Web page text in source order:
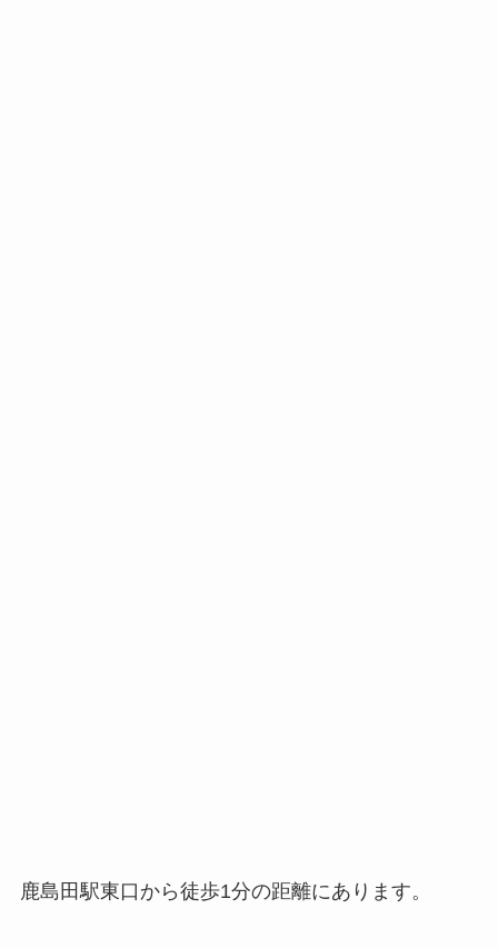
鹿島田駅東口から徒歩1分の距離にあります。